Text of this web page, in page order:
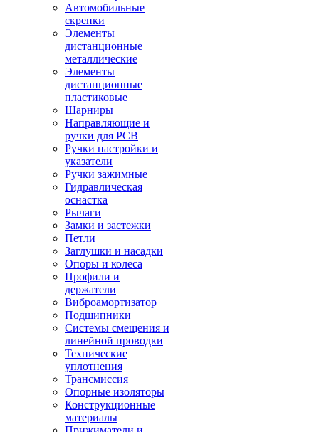
Автомобильные
скрепки
Элементы
дистанционные
металлические
Элементы
дистанционные
пластиковые
Шарниры
Направляющие и
ручки для PCB
Ручки настройки и
указатели
Ручки зажимные
Гидравлическая
оснастка
Рычаги
Замки и застежки
Петли
Заглушки и насадки
Опоры и колеса
Профили и
держатели
Виброамортизатор
Подшипники
Системы смещения и
линейной проводки
Технические
уплотнения
Трансмиссия
Опорные изоляторы
Конструкционные
материалы